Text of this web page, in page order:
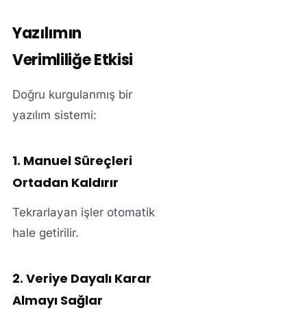
Yazılımın
Verimliliğe Etkisi
Doğru kurgulanmış bir
yazılım sistemi:
1. Manuel Süreçleri
Ortadan Kaldırır
Tekrarlayan işler otomatik
hale getirilir.
2. Veriye Dayalı Karar
Almayı Sağlar